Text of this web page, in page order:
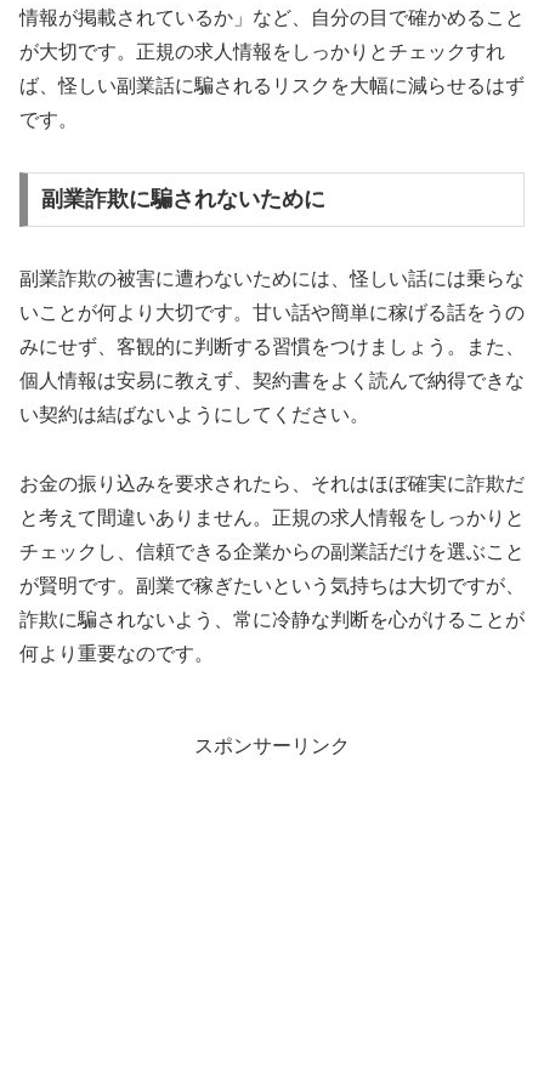
情報が掲載されているか」など、自分の目で確かめること
が大切です。正規の求人情報をしっかりとチェックすれ
ば、怪しい副業話に騙されるリスクを大幅に減らせるはず
です。
副業詐欺に騙されないために
副業詐欺の被害に遭わないためには、怪しい話には乗らな
いことが何より大切です。甘い話や簡単に稼げる話をうの
みにせず、客観的に判断する習慣をつけましょう。また、
個人情報は安易に教えず、契約書をよく読んで納得できな
い契約は結ばないようにしてください。
お金の振り込みを要求されたら、それはほぼ確実に詐欺だ
と考えて間違いありません。正規の求人情報をしっかりと
チェックし、信頼できる企業からの副業話だけを選ぶこと
が賢明です。副業で稼ぎたいという気持ちは大切ですが、
詐欺に騙されないよう、常に冷静な判断を心がけることが
何より重要なのです。
スポンサーリンク